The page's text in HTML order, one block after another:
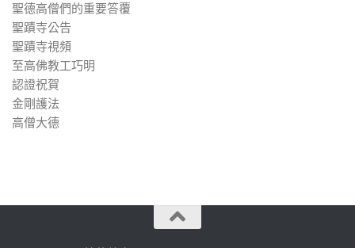
聖德高僧們的重要答覆
聖蹟寺公告
聖蹟寺視頻
至高佛教工巧明
認證祝賀
金剛護法
高僧大德